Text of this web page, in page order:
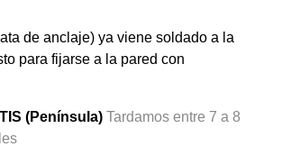
de anclaje) ya viene soldado a la
para fijarse a la pared con
(Península) Tardamos entre 7 a 8